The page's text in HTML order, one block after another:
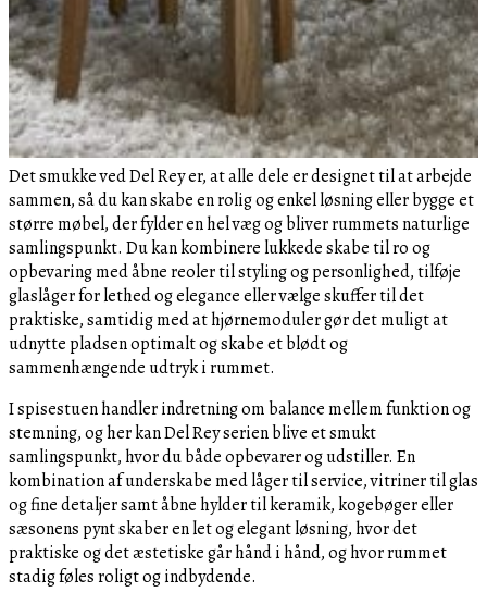
Det smukke ved Del Rey er, at alle dele er designet til at arbejde
sammen, så du kan skabe en rolig og enkel løsning eller bygge et
større møbel, der fylder en hel væg og bliver rummets naturlige
samlingspunkt. Du kan kombinere lukkede skabe til ro og
opbevaring med åbne reoler til styling og personlighed, tilføje
glaslåger for lethed og elegance eller vælge skuffer til det
praktiske, samtidig med at hjørnemoduler gør det muligt at
udnytte pladsen optimalt og skabe et blødt og
sammenhængende udtryk i rummet.
I spisestuen handler indretning om balance mellem funktion og
stemning, og her kan Del Rey serien blive et smukt
samlingspunkt, hvor du både opbevarer og udstiller. En
kombination af underskabe med låger til service, vitriner til glas
og fine detaljer samt åbne hylder til keramik, kogebøger eller
sæsonens pynt skaber en let og elegant løsning, hvor det
praktiske og det æstetiske går hånd i hånd, og hvor rummet
stadig føles roligt og indbydende.